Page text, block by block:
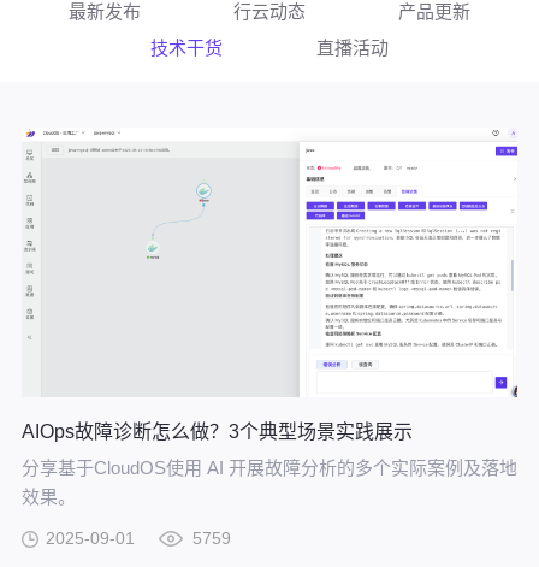
最新发布 行云动态
产品更新
技术干货
直播活动
AIOps故障诊断怎么做？3个典型场景实践展示
分享基于CloudOS使用 AI 开展故障分析的多个实际案例及落地
效果。
2025-09-01 5759